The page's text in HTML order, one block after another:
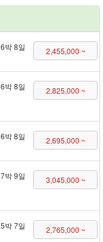
6박 8일 2,455,000 ~
6박 8일 2,825,000 ~
6박 8일 2,695,000 ~
7박 9일 3,045,000 ~
5박 7일 2,765,000 ~